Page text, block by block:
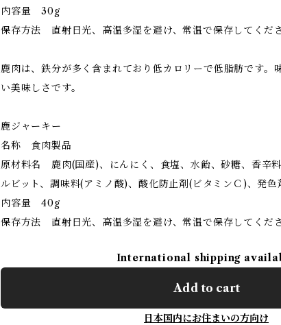
内容量 30g
保存方法 直射日光、高温多湿を避け、常温で保存してくださ
鹿肉は、鉄分が多く含まれており低カロリーで低脂肪です。
い美味しさです。
鹿ジャーキー
名称 食肉製品
原材料名 鹿肉(国産)、にんにく、食塩、水飴、砂糖、香辛
ルビット、調味料(アミノ酸)、酸化防止剤(ビタミンＣ)、発
内容量 40g
保存方法 直射日光、高温多湿を避け、常温で保存してくださ
International shipping
Add to cart
日本国内にお住まいの方向け